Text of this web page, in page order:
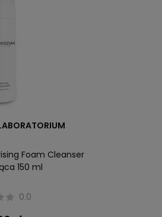
Foam Cleanser
150 ml
0.0